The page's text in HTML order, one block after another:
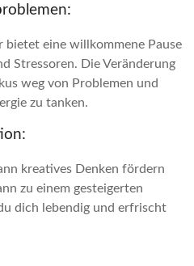
bietet eine willkommene Pause
Stressoren. Die Veränderung
weg von Problemen und
zu tanken.
kreatives Denken fördern
zu einem gesteigerten
dich lebendig und erfrischt